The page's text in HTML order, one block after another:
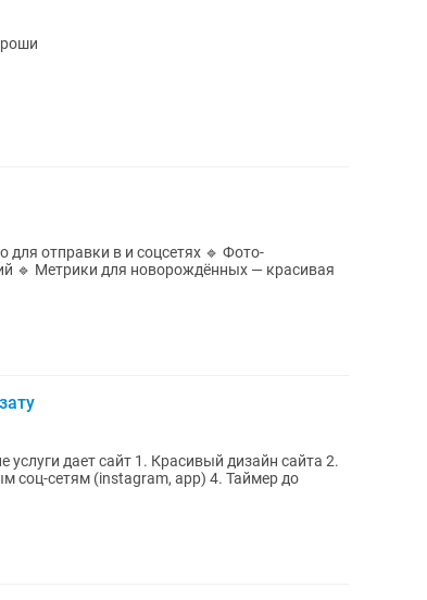
для отправки в и соцсетях 🔹 Фото-
🔹 Метрики для новорождённых — красивая
услуги дает сайт 1. Красивый дизайн сайта 2.
соц-сетям (instagram, app) 4. Таймер до